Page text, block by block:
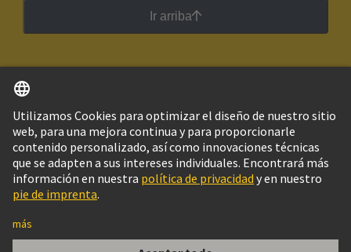
Ir arriba
Argentina Español
© Grupo Tecnológico HARTING
Configuración de cookies